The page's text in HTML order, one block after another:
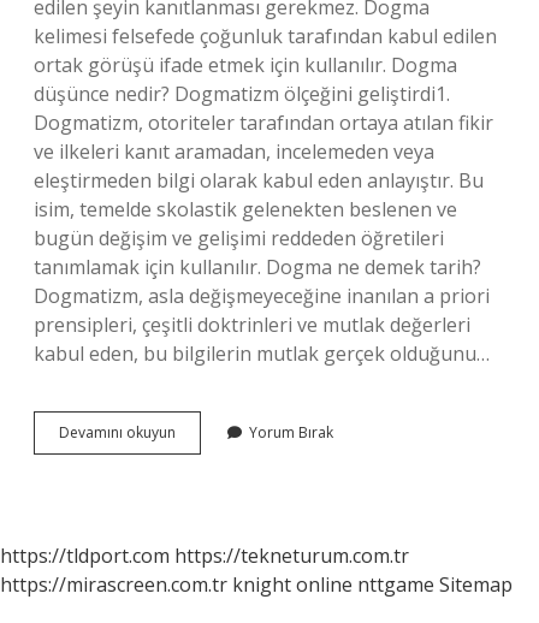
edilen şeyin kanıtlanması gerekmez. Dogma
kelimesi felsefede çoğunluk tarafından kabul edilen
ortak görüşü ifade etmek için kullanılır. Dogma
düşünce nedir? Dogmatizm ölçeğini geliştirdi1.
Dogmatizm, otoriteler tarafından ortaya atılan fikir
ve ilkeleri kanıt aramadan, incelemeden veya
eleştirmeden bilgi olarak kabul eden anlayıştır. Bu
isim, temelde skolastik gelenekten beslenen ve
bugün değişim ve gelişimi reddeden öğretileri
tanımlamak için kullanılır. Dogma ne demek tarih?
Dogmatizm, asla değişmeyeceğine inanılan a priori
prensipleri, çeşitli doktrinleri ve mutlak değerleri
kabul eden, bu bilgilerin mutlak gerçek olduğunu…
Devamını okuyun
Ne
Yorum Bırak
https://tldport.com https://tekneturum.com.tr
https://mirascreen.com.tr knight online nttgame Sitemap